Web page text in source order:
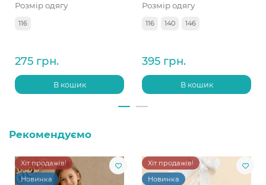
Розмір одягу
116
275 грн.
В кошик
Розмір одягу
116 140 146
395 грн.
В кошик
Рекомендуємо
Хіт продажів!
Новинка
Хіт продажів!
Новинка